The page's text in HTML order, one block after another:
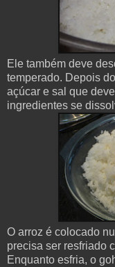
Ele também deve
temperado. Depois
açúcar e sal que
ingredientes se
O arroz é colocado
precisa ser resfriado
Enquanto esfria, o